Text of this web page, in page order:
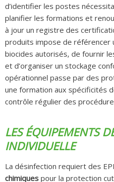
d’identifier les postes
planifier les formations et
à jour un registre des
produits impose de référencer
biocides autorisés, de fournir
et d’organiser un stockage
opérationnel passe par des
une formation aux spécificités
contrôle régulier des
LES ÉQUIPEMENTS
INDIVIDUELLE
La désinfection requiert des
chimiques pour la protection